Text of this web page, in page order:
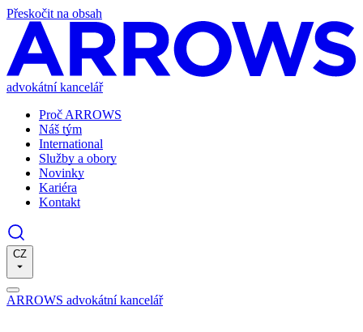
Přeskočit na obsah
advokátní kancelář
Proč ARROWS
Náš tým
International
Služby a obory
Novinky
Kariéra
Kontakt
CZ
ARROWS advokátní kancelář